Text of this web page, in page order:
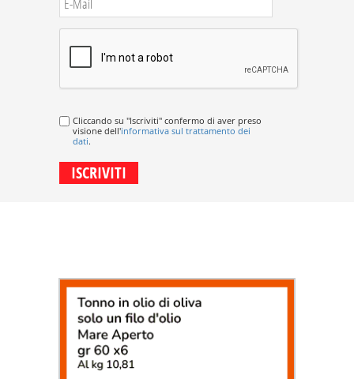
Cliccando su "Iscriviti" confermo di aver preso
visione dell'informativa sul trattamento dei
dati.